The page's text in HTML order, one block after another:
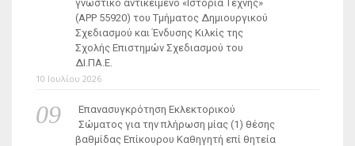
γνωστικό αντικείμενο «Ιστορία Τέχνης»
(ΑΡΡ 55920) του Τμήματος Δημιουργικού
Σχεδιασμού και Ένδυσης Κιλκίς της
Σχολής Επιστημών Σχεδιασμού του
ΔΙ.ΠΑ.Ε.
10 Ιουλίου 2026
Επανασυγκρότηση Εκλεκτορικού
Σώματος για την πλήρωση μίας (1) θέσης
βαθμίδας Επίκουρου Καθηγητή επί θητεία